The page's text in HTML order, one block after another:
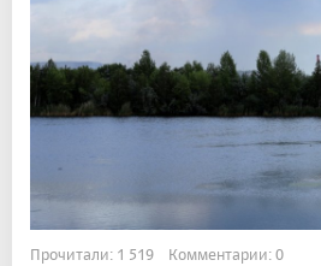
Прочитали: 1 519 Комментарии: 0